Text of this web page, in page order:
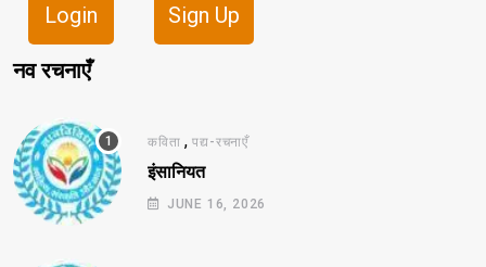
Login Sign Up
नव रचनाएँ
कविता ,पद्य-रचनाएँ
इंसानियत
JUNE 16, 2026